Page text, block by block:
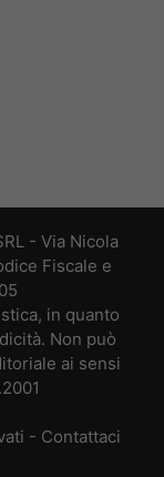
- Via Nicola
Fiscale e
in quanto
Non può
ai sensi
- Contattaci